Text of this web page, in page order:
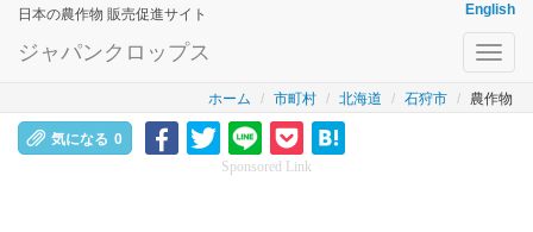
日本の農作物 販売促進サイト English
ジャパンクロップス
ホーム 市町村 北海道 石狩市 農作物
気になる 0
Sponsored Link